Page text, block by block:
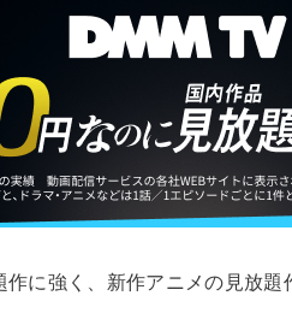
作に強く、新作アニメの見放題